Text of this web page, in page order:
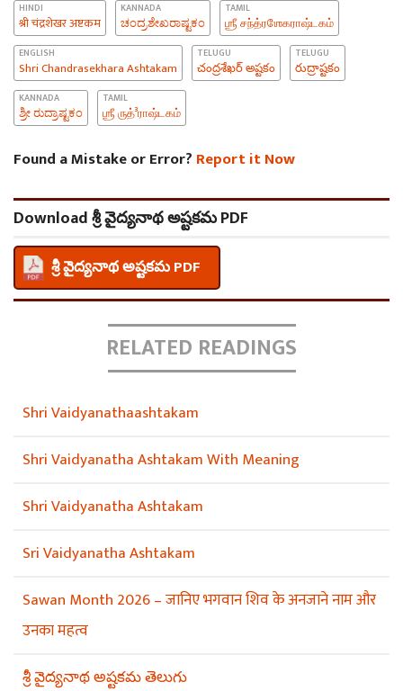
HINDI
श्री चंद्रशेखर अष्टकम
KANNADA
ಚಂದ್ರಶೇಖರಾಷ್ಟಕಂ
TAMIL
ஶ்ரீ சந்த்ரஶேகராஷ்டகம்
ENGLISH
Shri Chandrasekhara Ashtakam
TELUGU
చంద్రశేఖర్ అష్టకం
TELUGU
రుద్రాష్టకం
KANNADA
ಶ್ರೀ ರುದ್ರಾಷ್ಟಕಂ
TAMIL
ஶ்ரீ ருத்³ராஷ்டகம்
Found a Mistake or Error? Report it Now
Download శ్రీ వైద్యనాథ అష్టకమ PDF
శ్రీ వైద్యనాథ అష్టకమ PDF
RELATED READINGS
Shri Vaidyanathaashtakam
Shri Vaidyanatha Ashtakam With Meaning
Shri Vaidyanatha Ashtakam
Sri Vaidyanatha Ashtakam
Sawan Month 2026 – जानिए भगवान शिव के अनजाने नाम और
उनका महत्व
శ్రీ వైద్యనాథ అష్టకమ తెలుగు